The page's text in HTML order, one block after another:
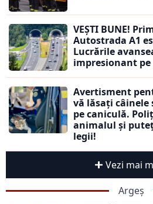
VEȘTI BUNE!
Autostrada A1
Lucrările
impresionant
Avertisment
vă lăsați câinele
pe caniculă.
animalul și
legii!
Vezi mai
Argeș